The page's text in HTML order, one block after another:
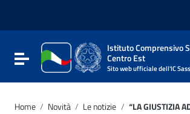
Vai al footer
Attiva / disattiva la navigazione
Istituto Comprensivo
Centro Est
Sito web ufficiale dell'IC
Home / Novità / Le notizie / “LA GIUSTIZIA